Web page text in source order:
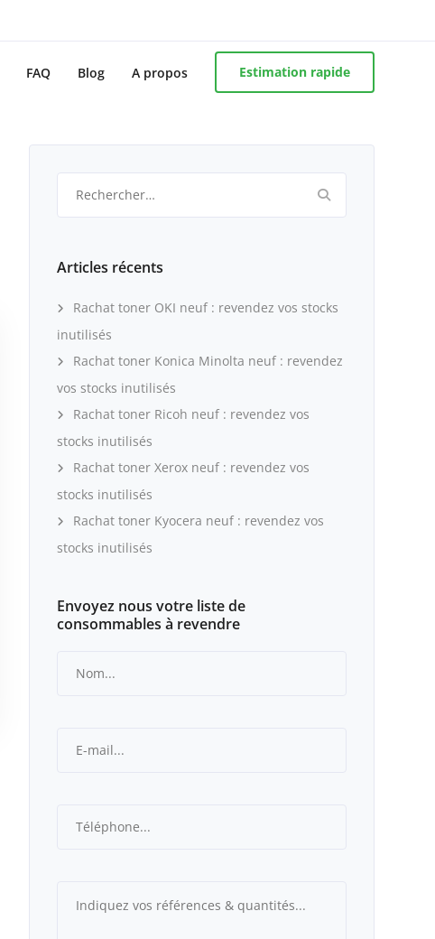
FAQ Blog A propos Estimation rapide
Articles récents
Rachat toner OKI neuf : revendez vos stocks
inutilisés
Rachat toner Konica Minolta neuf : revendez
vos stocks inutilisés
Rachat toner Ricoh neuf : revendez vos
stocks inutilisés
Rachat toner Xerox neuf : revendez vos
stocks inutilisés
Rachat toner Kyocera neuf : revendez vos
stocks inutilisés
Envoyez nous votre liste de
consommables à revendre